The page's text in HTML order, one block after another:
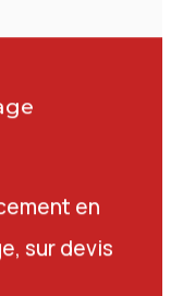
en
sur devis